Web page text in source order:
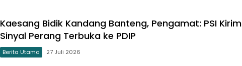
Kaesang Bidik Kandang Banteng, Pengamat: PSI Kirim
Sinyal Perang Terbuka ke PDIP
Berita Utama 27 Juli 2026